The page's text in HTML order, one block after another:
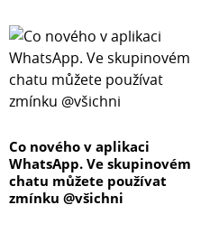
Co nového v aplikaci
WhatsApp. Ve skupinovém
chatu můžete používat
zmínku @všichni